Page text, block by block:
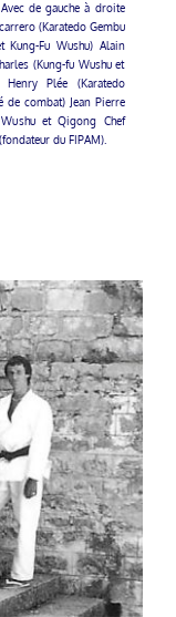
de gauche à droite
(Karatedo Gembu
Kung-Fu Wushu) Alain
(Kung-fu Wushu et
Plée (Karatedo
de combat) Jean Pierre
et Qigong Chef
du FIPAM).